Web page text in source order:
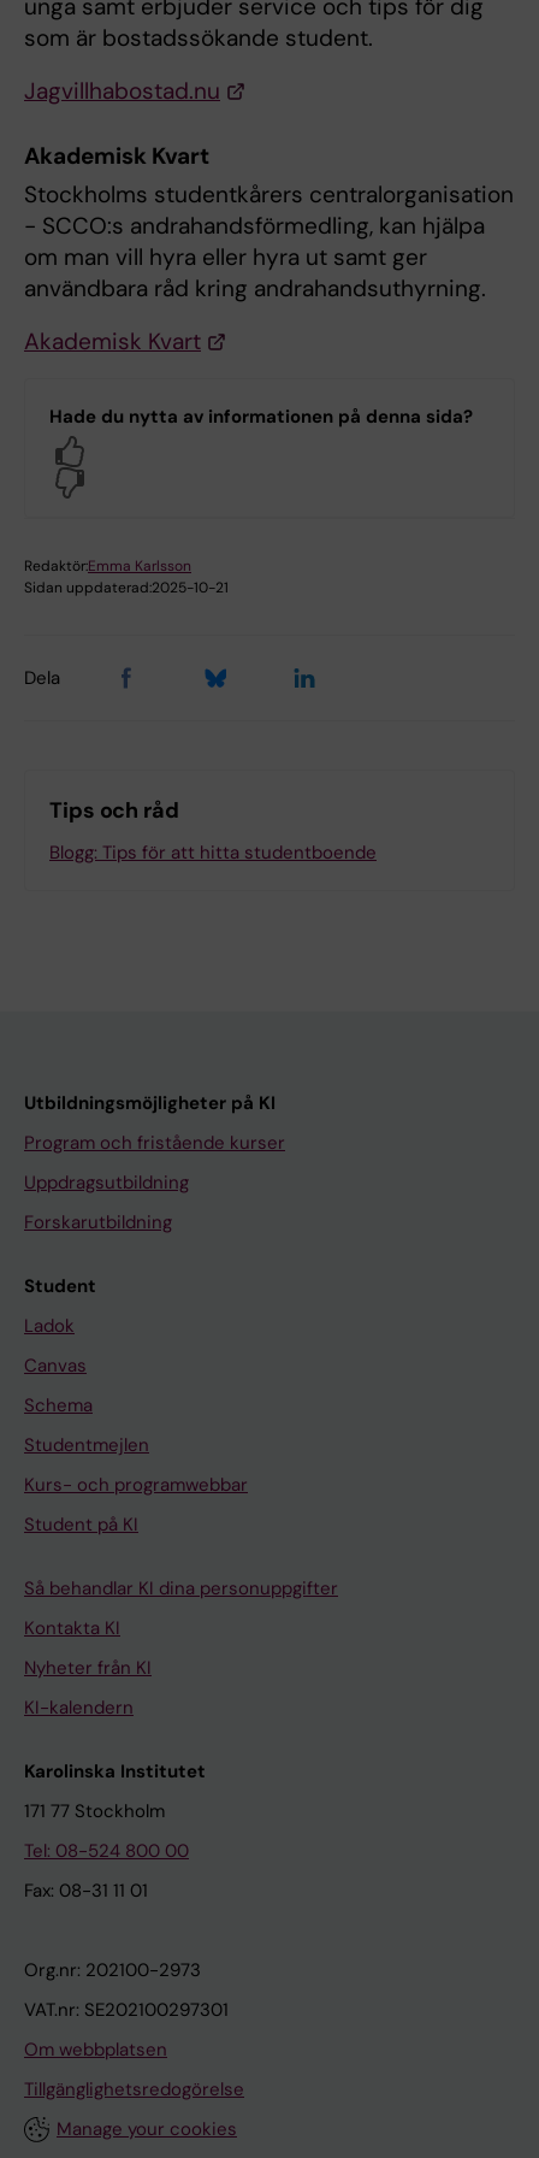
unga samt erbjuder service och tips för dig
som är bostadssökande student.
Jagvillhabostad.nu
Akademisk Kvart
Stockholms studentkårers centralorganisation
- SCCO:s andrahandsförmedling, kan hjälpa
om man vill hyra eller hyra ut samt ger
användbara råd kring andrahandsuthyrning.
Akademisk Kvart
Hade du nytta av informationen på denna sida?
Redaktör:Emma Karlsson
Sidan uppdaterad:2025-10-21
Dela
Tips och råd
Blogg: Tips för att hitta studentboende
Utbildningsmöjligheter på KI
Program och fristående kurser
Uppdragsutbildning
Forskarutbildning
Student
Ladok
Canvas
Schema
Studentmejlen
Kurs- och programwebbar
Student på KI
Så behandlar KI dina personuppgifter
Kontakta KI
Nyheter från KI
KI-kalendern
Karolinska Institutet
171 77 Stockholm
Tel: 08-524 800 00
Fax: 08-31 11 01
Org.nr: 202100-2973
VAT.nr: SE202100297301
Om webbplatsen
Tillgänglighetsredogörelse
Manage your cookies